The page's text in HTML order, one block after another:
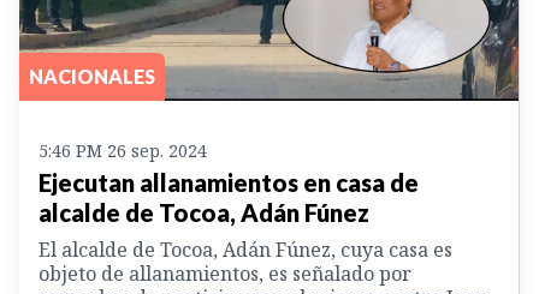
NACIONALES
5:46 PM 26 sep. 2024
Ejecutan allanamientos en casa de
alcalde de Tocoa, Adán Fúnez
El alcalde de Tocoa, Adán Fúnez, cuya casa es
objeto de allanamientos, es señalado por